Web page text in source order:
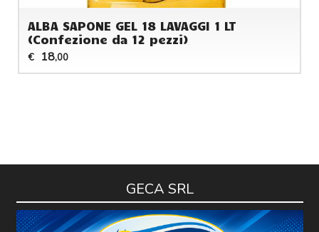
ALBA SAPONE GEL 18 LAVAGGI 1 LT
(Confezione da 12 pezzi)
€ 18,00
GECA SRL